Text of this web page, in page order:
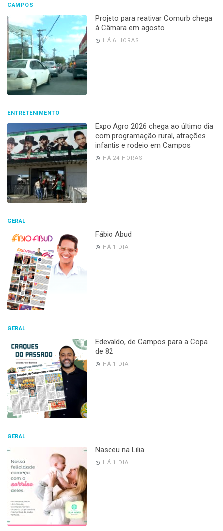
CAMPOS
Projeto para reativar Comurb chega
à Câmara em agosto
HÁ 6 HORAS
ENTRETENIMENTO
Expo Agro 2026 chega ao último dia
com programação rural, atrações
infantis e rodeio em Campos
HÁ 24 HORAS
GERAL
Fábio Abud
HÁ 1 DIA
GERAL
Edevaldo, de Campos para a Copa
de 82
HÁ 1 DIA
GERAL
Nasceu na Lilia
HÁ 1 DIA